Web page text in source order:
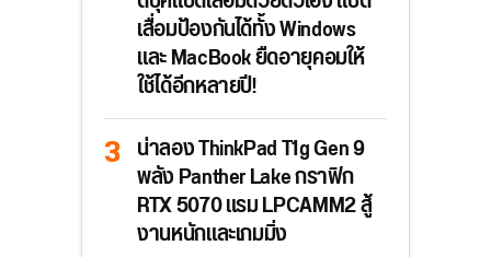
เสื่อมป้องกันได้ทั้ง Windows
และ MacBook ยืดอายุคอมให้
ใช้ได้อีกหลายปี!
น่าลอง ThinkPad T1g Gen 9
พลัง Panther Lake กราฟิก
RTX 5070 แรม LPCAMM2 สู้
งานหนักและเกมมิ่ง